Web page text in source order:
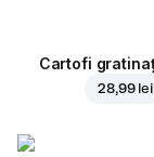
Cartofi
28,99 lei